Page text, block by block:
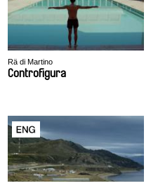
Rä di Martino
Controfigura